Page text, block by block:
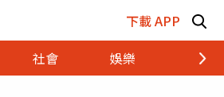
下載 APP
社會 娛樂 財經